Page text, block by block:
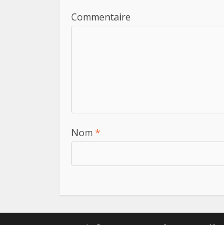
Commentaire
Nom *